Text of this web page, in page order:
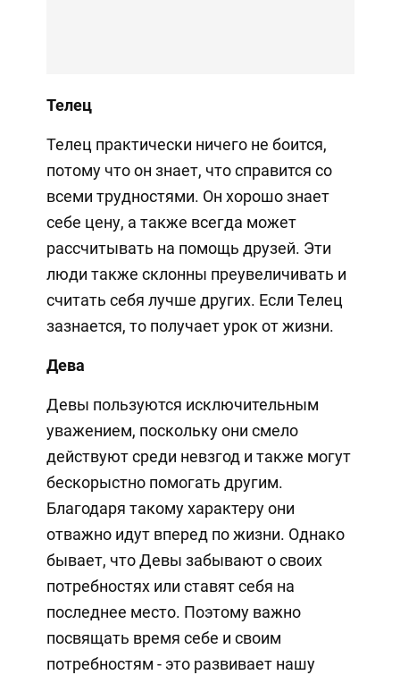
Телец
Телец практически ничего не боится,
потому что он знает, что справится со
всеми трудностями. Он хорошо знает
себе цену, а также всегда может
рассчитывать на помощь друзей. Эти
люди также склонны преувеличивать и
считать себя лучше других. Если Телец
зазнается, то получает урок от жизни.
Дева
Девы пользуются исключительным
уважением, поскольку они смело
действуют среди невзгод и также могут
бескорыстно помогать другим.
Благодаря такому характеру они
отважно идут вперед по жизни. Однако
бывает, что Девы забывают о своих
потребностях или ставят себя на
последнее место. Поэтому важно
посвящать время себе и своим
потребностям - это развивает нашу